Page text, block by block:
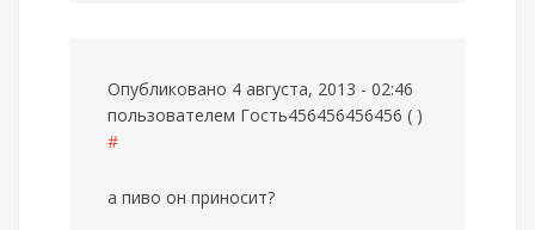
Опубликовано 4 августа, 2013 - 02:46
пользователем Гость456456456456 ( )
#
а пиво он приносит?